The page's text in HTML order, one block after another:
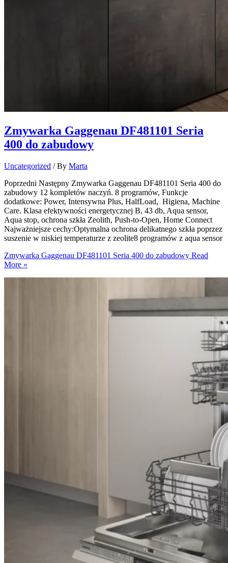
Zmywarka Gaggenau DF481101 Seria
400 do zabudowy
Uncategorized / By Marta
Poprzedni Następny Zmywarka Gaggenau DF481101 Seria 400 do
zabudowy 12 kompletów naczyń. 8 programów, Funkcje
dodatkowe: Power, Intensywna Plus, HalfLoad, Higiena, Machine
Care. Klasa efektywności energetycznej B, 43 db, Aqua sensor,
Aqua stop, ochrona szkła Zeolith, Push-to-Open, Home Connect
Najważniejsze cechy:Optymalna ochrona delikatnego szkła poprzez
suszenie w niskiej temperaturze z zeolite8 programów z aqua sensor
Zmywarka Gaggenau DF481101 Seria 400 do zabudowy Read
More »